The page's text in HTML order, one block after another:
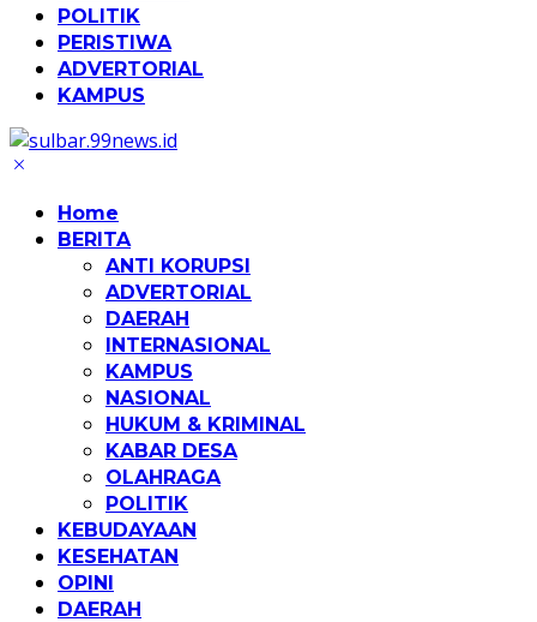
POLITIK
PERISTIWA
ADVERTORIAL
KAMPUS
Home
BERITA
ANTI KORUPSI
ADVERTORIAL
DAERAH
INTERNASIONAL
KAMPUS
NASIONAL
HUKUM & KRIMINAL
KABAR DESA
OLAHRAGA
POLITIK
KEBUDAYAAN
KESEHATAN
OPINI
DAERAH